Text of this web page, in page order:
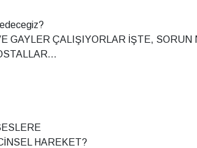
GAYLER ÇALIŞIYORLAR İŞTE, SORUN
HAREKET?